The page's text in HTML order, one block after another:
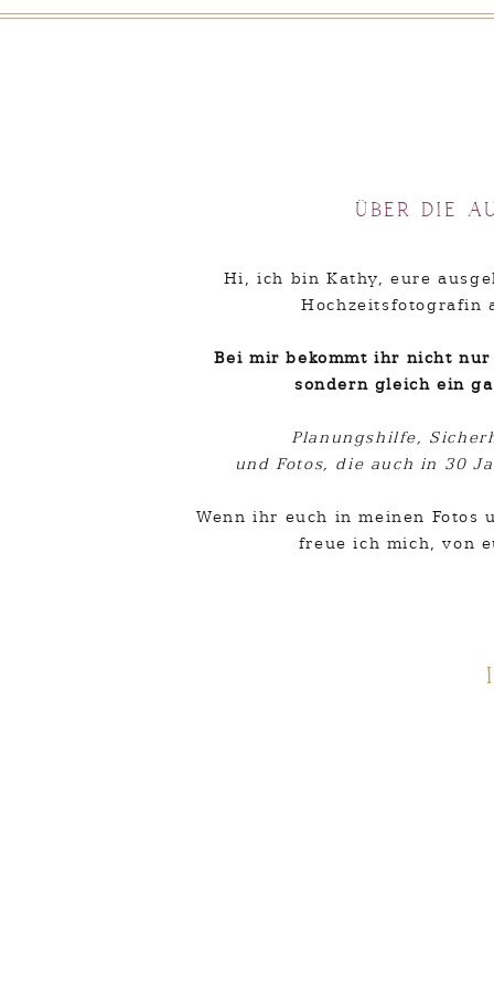
Meinen Namen, meine E-Mail-Adresse
nächste
Benachrichtige mich über
Benachrichtige mich
Über die
Hi, ich bin Kathy, eure
Hochzeitsfotografin
Bei mir bekommt ihr nicht
sondern gleich ein
Planungshilfe,
und Fotos, die auch in 30
Wenn ihr euch in meinen Fotos
freue ich mich, von